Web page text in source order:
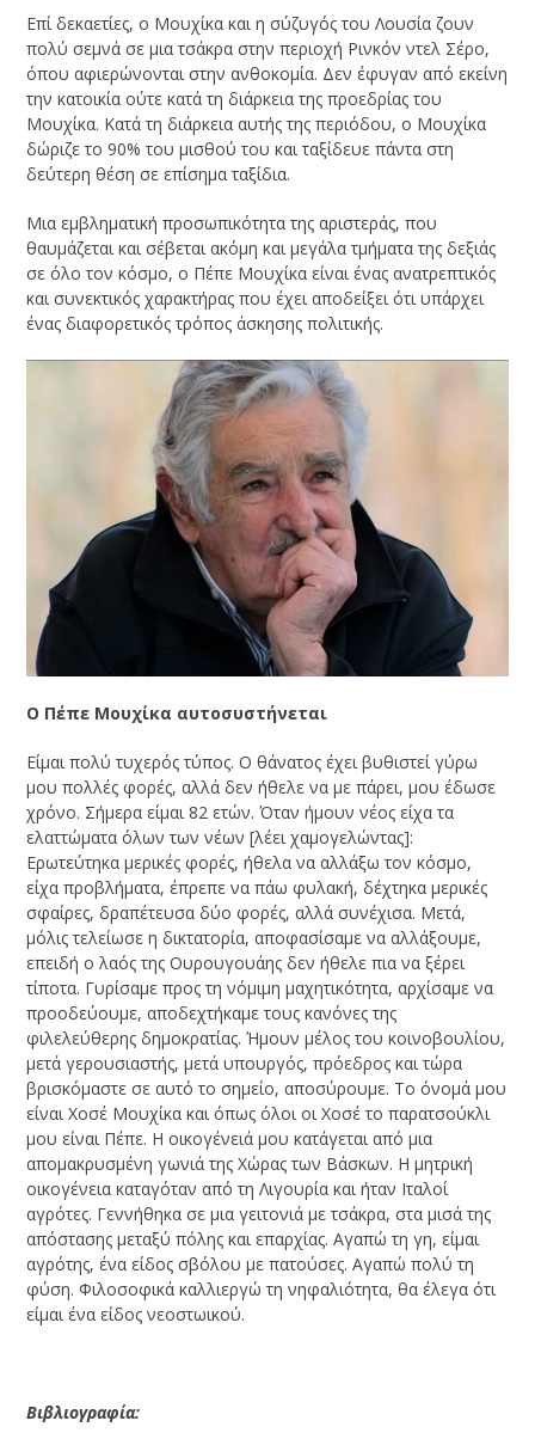
Επί δεκαετίες, ο Μουχίκα και η σύζυγός του Λουσία ζουν
πολύ σεμνά σε μια τσάκρα στην περιοχή Ρινκόν ντελ Σέρο,
όπου αφιερώνονται στην ανθοκομία. Δεν έφυγαν από εκείνη
την κατοικία ούτε κατά τη διάρκεια της προεδρίας του
Μουχίκα. Κατά τη διάρκεια αυτής της περιόδου, ο Μουχίκα
δώριζε το 90% του μισθού του και ταξίδευε πάντα στη
δεύτερη θέση σε επίσημα ταξίδια.
Μια εμβληματική προσωπικότητα της αριστεράς, που
θαυμάζεται και σέβεται ακόμη και μεγάλα τμήματα της δεξιάς
σε όλο τον κόσμο, ο Πέπε Μουχίκα είναι ένας ανατρεπτικός
και συνεκτικός χαρακτήρας που έχει αποδείξει ότι υπάρχει
ένας διαφορετικός τρόπος άσκησης πολιτικής.
Ο Πέπε Μουχίκα αυτοσυστήνεται
Είμαι πολύ τυχερός τύπος. Ο θάνατος έχει βυθιστεί γύρω
μου πολλές φορές, αλλά δεν ήθελε να με πάρει, μου έδωσε
χρόνο. Σήμερα είμαι 82 ετών. Όταν ήμουν νέος είχα τα
ελαττώματα όλων των νέων [λέει χαμογελώντας]:
Ερωτεύτηκα μερικές φορές, ήθελα να αλλάξω τον κόσμο,
είχα προβλήματα, έπρεπε να πάω φυλακή, δέχτηκα μερικές
σφαίρες, δραπέτευσα δύο φορές, αλλά συνέχισα. Μετά,
μόλις τελείωσε η δικτατορία, αποφασίσαμε να αλλάξουμε,
επειδή ο λαός της Ουρουγουάης δεν ήθελε πια να ξέρει
τίποτα. Γυρίσαμε προς τη νόμιμη μαχητικότητα, αρχίσαμε να
προοδεύουμε, αποδεχτήκαμε τους κανόνες της
φιλελεύθερης δημοκρατίας. Ήμουν μέλος του κοινοβουλίου,
μετά γερουσιαστής, μετά υπουργός, πρόεδρος και τώρα
βρισκόμαστε σε αυτό το σημείο, αποσύρουμε. Το όνομά μου
είναι Χοσέ Μουχίκα και όπως όλοι οι Χοσέ το παρατσούκλι
μου είναι Πέπε. Η οικογένειά μου κατάγεται από μια
απομακρυσμένη γωνιά της Χώρας των Βάσκων. Η μητρική
οικογένεια καταγόταν από τη Λιγουρία και ήταν Ιταλοί
αγρότες. Γεννήθηκα σε μια γειτονιά με τσάκρα, στα μισά της
απόστασης μεταξύ πόλης και επαρχίας. Αγαπώ τη γη, είμαι
αγρότης, ένα είδος σβόλου με πατούσες. Αγαπώ πολύ τη
φύση. Φιλοσοφικά καλλιεργώ τη νηφαλιότητα, θα έλεγα ότι
είμαι ένα είδος νεοστωικού.
Βιβλιογραφία: